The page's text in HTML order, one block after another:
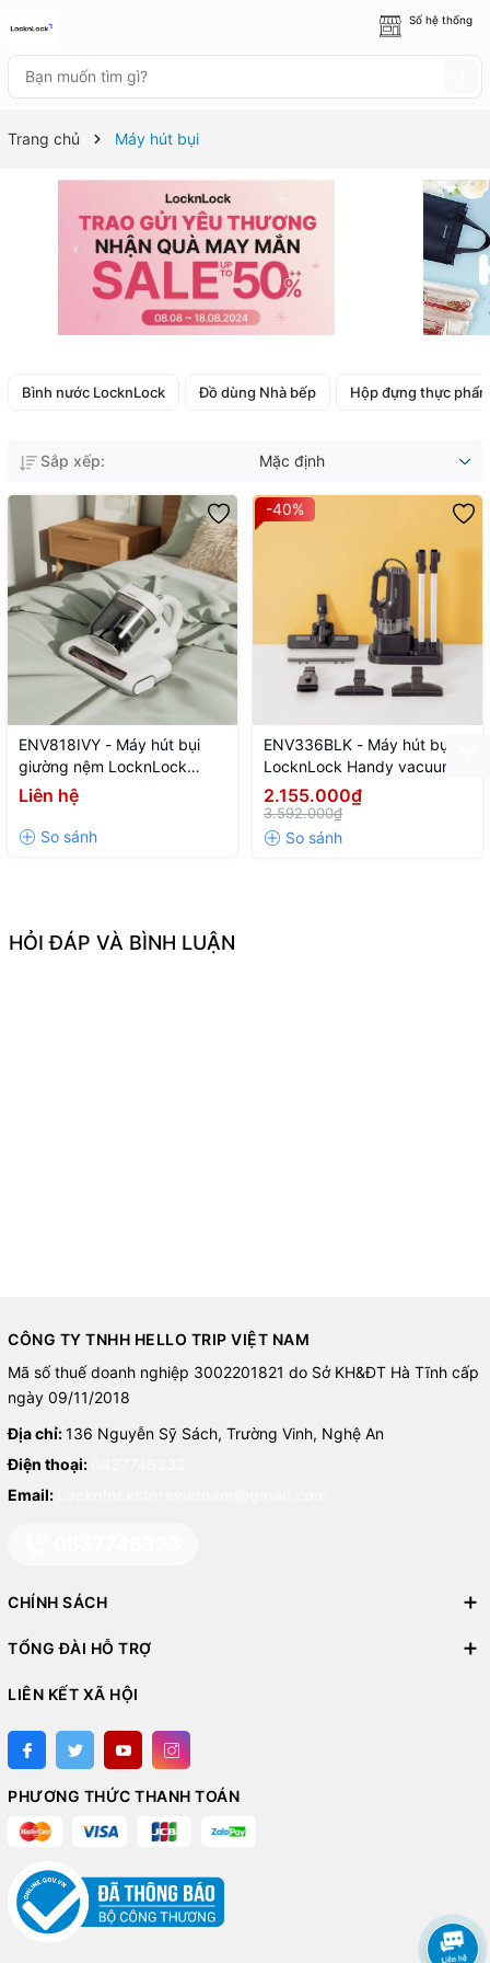
Số hệ thống
Trang chủ Máy hút bụi
Bình nước LocknLock Đồ dùng Nhà bếp Hộp đựng thực phẩm
Sắp xếp: Mặc định
ENV818IVY - Máy hút bụi
giường nệm LocknLock
Mattress vacuum cleaner
220V~, 50Hz, 300W, 0.5L -
Màu ngà
Liên hệ
-40%
ENV336BLK - Máy hút bụi
LocknLock Handy vacuum
cleaner, 0.4L, 400W, 220V,
50Hz - Màu đen
2.155.000₫
3.592.000₫
HỎI ĐÁP VÀ BÌNH LUẬN
CÔNG TY TNHH HELLO TRIP VIỆT NAM
Mã số thuế doanh nghiệp 3002201821 do Sở KH&ĐT Hà Tĩnh cấp
ngày 09/11/2018
Địa chỉ:136 Nguyễn Sỹ Sách, Trường Vinh, Nghệ An
Điện thoại:
Email:
CHÍNH SÁCH
TỔNG ĐÀI HỖ TRỢ
LIÊN KẾT XÃ HỘI
PHƯƠNG THỨC THANH TOÁN